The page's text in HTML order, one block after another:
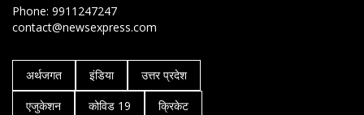
Phone: 9911247247
contact@newsexpress.com
अर्थजगत इंडिया
उत्तर प्रदेश
एजुकेशन
कोविड 19
क्रिकेट